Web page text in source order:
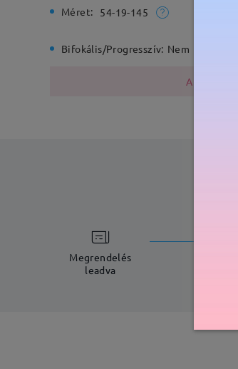
Méret: 54-19-145
Bifokális/Progresszív: Nem
A
Megrendelés
leadva